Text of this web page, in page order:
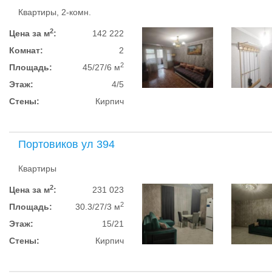
Квартиры, 2-комн.
Цена за м2:
142 222
Комнат:
2
Площадь:
45/27/6 м2
Этаж:
4/5
Стены:
Кирпич
Портовиков ул 394
Квартиры
Цена за м2:
231 023
Площадь:
30.3/27/3 м2
Этаж:
15/21
Стены:
Кирпич